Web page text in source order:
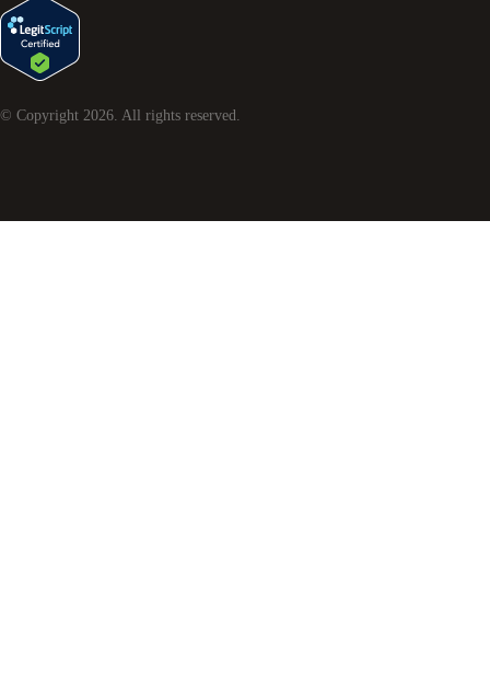
© Copyright 2026. All rights reserved.